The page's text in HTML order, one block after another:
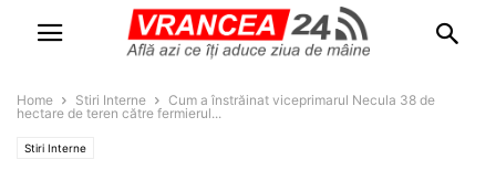
Home Stiri Interne
Cum a înstrăinat viceprimarul Necula 38 de
hectare de teren către fermierul...
Stiri Interne